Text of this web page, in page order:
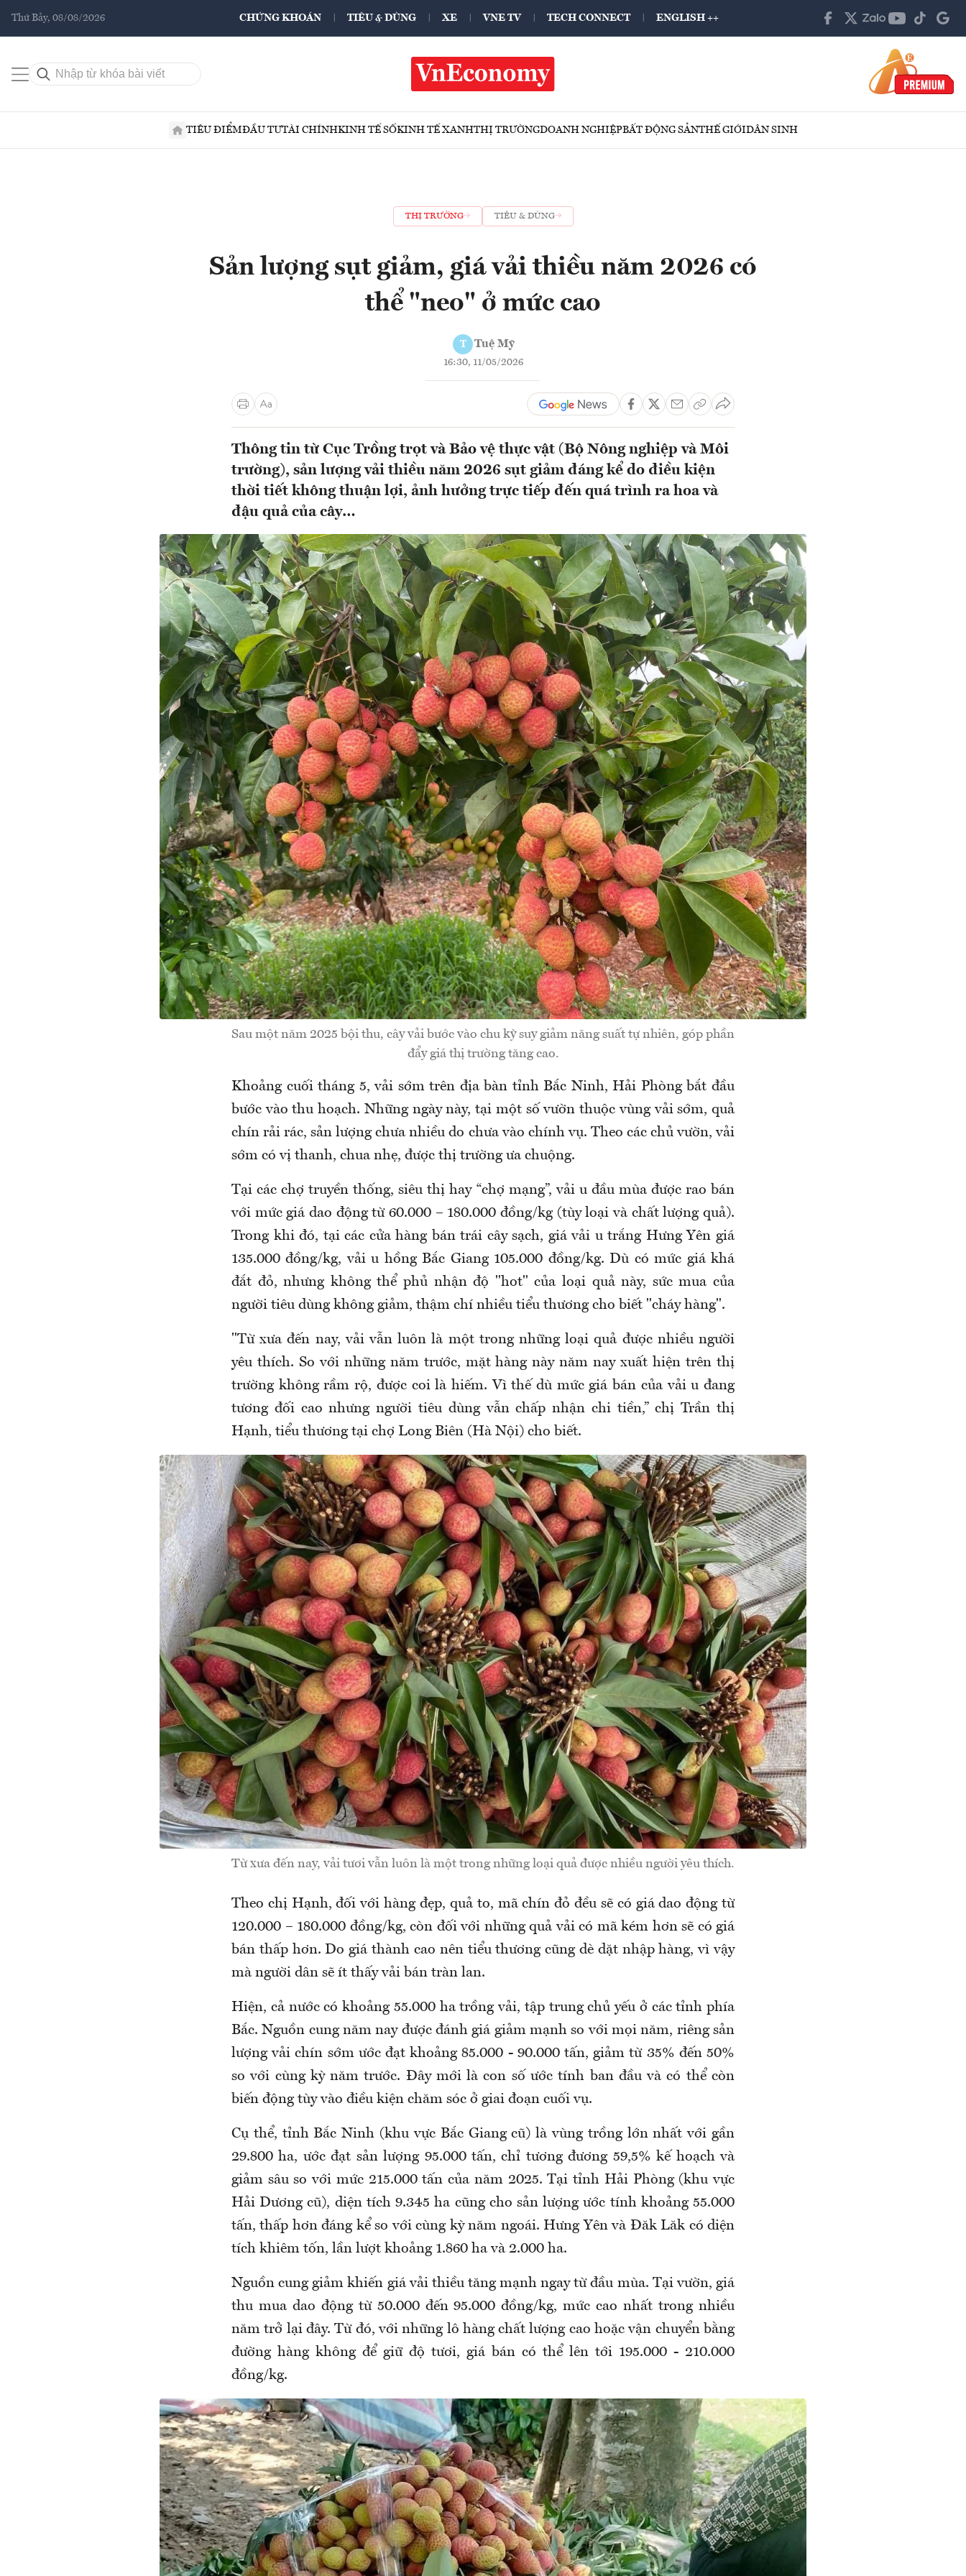
Thứ Bảy, 08/08/2026 CHỨNG KHOÁN TIÊU & DÙNG XE VNE TV TECH CONNECT ENGLISH ++
TIÊU ĐIỂMĐẦU TƯTÀI CHÍNHKINH TẾ SỐKINH TẾ XANHTHỊ TRƯỜNGDOANH NGHIỆPBẤT ĐỘNG SẢNTHẾ GIỚIDÂN SINH
THỊ TRƯỜNG TIÊU & DÙNG
Sản lượng sụt giảm, giá vải thiều năm 2026 có
thể "neo" ở mức cao
T Tuệ Mỹ
16:30, 11/05/2026
Thông tin từ Cục Trồng trọt và Bảo vệ thực vật (Bộ Nông nghiệp và Môi
trường), sản lượng vải thiều năm 2026 sụt giảm đáng kể do điều kiện
thời tiết không thuận lợi, ảnh hưởng trực tiếp đến quá trình ra hoa và
đậu quả của cây…
Sau một năm 2025 bội thu, cây vải bước vào chu kỳ suy giảm năng suất tự nhiên, góp phần
đẩy giá thị trường tăng cao.
Khoảng cuối tháng 5, vải sớm trên địa bàn tỉnh Bắc Ninh, Hải Phòng bắt đầu
bước vào thu hoạch. Những ngày này, tại một số vườn thuộc vùng vải sớm, quả
chín rải rác, sản lượng chưa nhiều do chưa vào chính vụ. Theo các chủ vườn, vải
sớm có vị thanh, chua nhẹ, được thị trường ưa chuộng.
Tại các chợ truyền thống, siêu thị hay “chợ mạng”, vải u đầu mùa được rao bán
với mức giá dao động từ 60.000 – 180.000 đồng/kg (tùy loại và chất lượng quả).
Trong khi đó, tại các cửa hàng bán trái cây sạch, giá vải u trắng Hưng Yên giá
135.000 đồng/kg, vải u hồng Bắc Giang 105.000 đồng/kg. Dù có mức giá khá
đắt đỏ, nhưng không thể phủ nhận độ "hot" của loại quả này, sức mua của
người tiêu dùng không giảm, thậm chí nhiều tiểu thương cho biết "cháy hàng".
"Từ xưa đến nay, vải vẫn luôn là một trong những loại quả được nhiều người
yêu thích. So với những năm trước, mặt hàng này năm nay xuất hiện trên thị
trường không rầm rộ, được coi là hiếm. Vì thế dù mức giá bán của vải u đang
tương đối cao nhưng người tiêu dùng vẫn chấp nhận chi tiền,” chị Trần thị
Hạnh, tiểu thương tại chợ Long Biên (Hà Nội) cho biết.
Từ xưa đến nay, vải tươi vẫn luôn là một trong những loại quả được nhiều người yêu thích.
Theo chị Hạnh, đối với hàng đẹp, quả to, mã chín đỏ đều sẽ có giá dao động từ
120.000 – 180.000 đồng/kg, còn đối với những quả vải có mã kém hơn sẽ có giá
bán thấp hơn. Do giá thành cao nên tiểu thương cũng dè dặt nhập hàng, vì vậy
mà người dân sẽ ít thấy vải bán tràn lan.
Hiện, cả nước có khoảng 55.000 ha trồng vải, tập trung chủ yếu ở các tỉnh phía
Bắc. Nguồn cung năm nay được đánh giá giảm mạnh so với mọi năm, riêng sản
lượng vải chín sớm ước đạt khoảng 85.000 - 90.000 tấn, giảm từ 35% đến 50%
so với cùng kỳ năm trước. Đây mới là con số ước tính ban đầu và có thể còn
biến động tùy vào điều kiện chăm sóc ở giai đoạn cuối vụ.
Cụ thể, tỉnh Bắc Ninh (khu vực Bắc Giang cũ) là vùng trồng lớn nhất với gần
29.800 ha, ước đạt sản lượng 95.000 tấn, chỉ tương đương 59,5% kế hoạch và
giảm sâu so với mức 215.000 tấn của năm 2025. Tại tỉnh Hải Phòng (khu vực
Hải Dương cũ), diện tích 9.345 ha cũng cho sản lượng ước tính khoảng 55.000
tấn, thấp hơn đáng kể so với cùng kỳ năm ngoái. Hưng Yên và Đăk Lăk có diện
tích khiêm tốn, lần lượt khoảng 1.860 ha và 2.000 ha.
Nguồn cung giảm khiến giá vải thiều tăng mạnh ngay từ đầu mùa. Tại vườn, giá
thu mua dao động từ 50.000 đến 95.000 đồng/kg, mức cao nhất trong nhiều
năm trở lại đây. Từ đó, với những lô hàng chất lượng cao hoặc vận chuyển bằng
đường hàng không để giữ độ tươi, giá bán có thể lên tới 195.000 - 210.000
đồng/kg.